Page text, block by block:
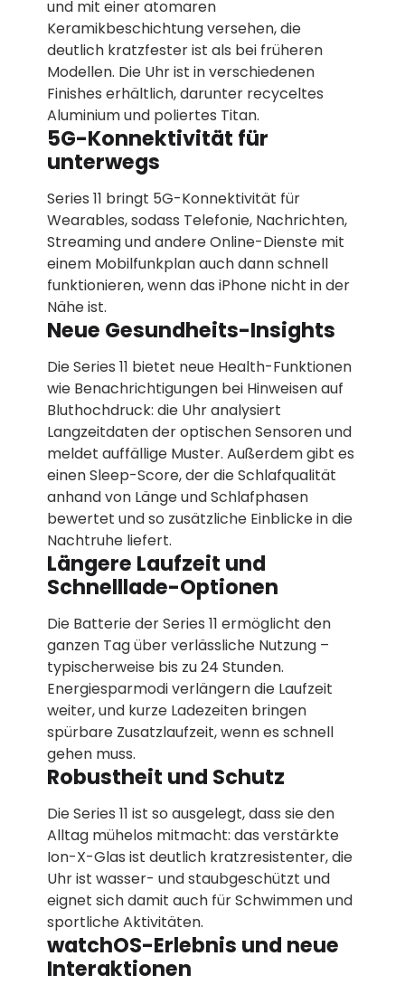
und mit einer atomaren
Keramikbeschichtung versehen, die
deutlich kratzfester ist als bei früheren
Modellen. Die Uhr ist in verschiedenen
Finishes erhältlich, darunter recyceltes
Aluminium und poliertes Titan.
5G-Konnektivität für
unterwegs
Series 11 bringt 5G-Konnektivität für
Wearables, sodass Telefonie, Nachrichten,
Streaming und andere Online-Dienste mit
einem Mobilfunkplan auch dann schnell
funktionieren, wenn das iPhone nicht in der
Nähe ist.
Neue Gesundheits-Insights
Die Series 11 bietet neue Health-Funktionen
wie Benachrichtigungen bei Hinweisen auf
Bluthochdruck: die Uhr analysiert
Langzeitdaten der optischen Sensoren und
meldet auffällige Muster. Außerdem gibt es
einen Sleep-Score, der die Schlafqualität
anhand von Länge und Schlafphasen
bewertet und so zusätzliche Einblicke in die
Nachtruhe liefert.
Längere Laufzeit und
Schnelllade-Optionen
Die Batterie der Series 11 ermöglicht den
ganzen Tag über verlässliche Nutzung –
typischerweise bis zu 24 Stunden.
Energiesparmodi verlängern die Laufzeit
weiter, und kurze Ladezeiten bringen
spürbare Zusatzlaufzeit, wenn es schnell
gehen muss.
Robustheit und Schutz
Die Series 11 ist so ausgelegt, dass sie den
Alltag mühelos mitmacht: das verstärkte
Ion-X-Glas ist deutlich kratzresistenter, die
Uhr ist wasser- und staubgeschützt und
eignet sich damit auch für Schwimmen und
sportliche Aktivitäten.
watchOS-Erlebnis und neue
Interaktionen